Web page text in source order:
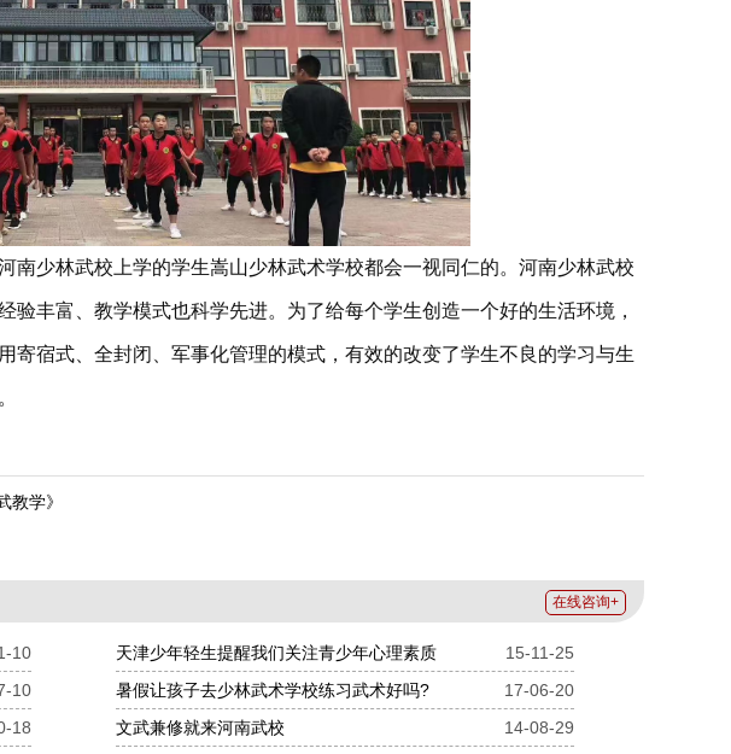
南少林武校上学的学生嵩山少林武术学校都会一视同仁的。河南少林武校
验丰富、教学模式也科学先进。为了给每个学生创造一个好的生活环境，
寄宿式、全封闭、军事化管理的模式，有效的改变了学生不良的学习与生
教学》
在线咨询+
10 天津少年轻生提醒我们关注青少年心理素质
15-11-25
10 暑假让孩子去少林武术学校练习武术好吗?
17-06-20
18 文武兼修就来河南武校
14-08-29